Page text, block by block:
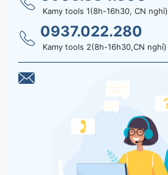
Kamy tools 1(8h-16h30, CN nghỉ)
0937.022.280
Kamy tools 2(8h-16h30,CN nghỉ)